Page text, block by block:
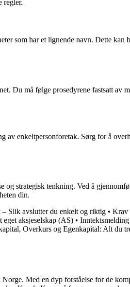
regler.
som har et lignende navn. Dette
Du må følge prosedyrene fastsatt av
enkeltpersonforetak. Sørg for å
strategisk tenkning. Ved å
din.
Slik avslutter du enkelt og riktig • Krav
eget aksjeselskap (AS) •
Overkurs og Egenkapital: Alt du
Med en dyp forståelse for de